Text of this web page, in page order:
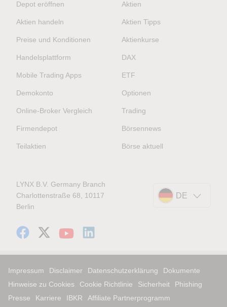
Depot eröffnen
Aktien handeln
Preise und Konditionen
Handelsplattform
Mobile Trading Apps
Demokonto
Online-Broker Vergleich
Firmendepot
Teilaktien
Aktien
Aktien Tipps
Aktienkurse
DAX
ETF
Optionen
Trading
Börsennews
Börse aktuell
LYNX B.V. Germany Branch
Charlottenstraße 68, 10117
Berlin
DE
Impressum Disclaimer Datenschutzerklärung
Dokumente
Hinweise zu Cookies
Cookie Richtlinie Sicherheit
Phishing
Presse
Karriere IBKR
Affiliate Partnerprogramm